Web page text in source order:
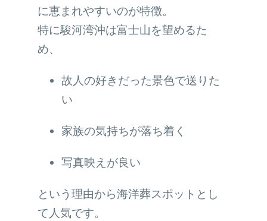
に恵まれやすいのが特徴。
特に駿河湾沖は富士山を望めるた
め、
故人の好きだった景色で送りた
い
家族の気持ちが落ち着く
写真映えが良い
という理由から海洋葬スポットとし
て人気です。